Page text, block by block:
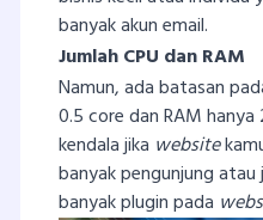
banyak akun email.
Jumlah CPU dan RAM
Namun, ada batasan
0.5 core dan RAM
kendala jika website
banyak pengunjung atau
banyak plugin pada